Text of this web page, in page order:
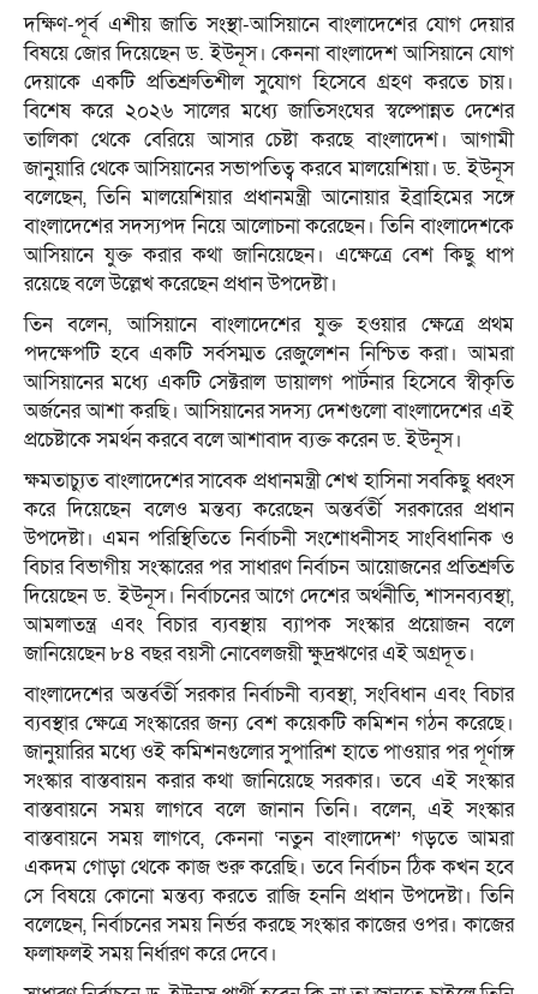
দক্ষিণ-পূর্ব এশীয় জাতি সংস্থা-আসিয়ানে বাংলাদেশের যোগ দেয়ার
বিষয়ে জোর দিয়েছেন ড. ইউনূস। কেননা বাংলাদেশ আসিয়ানে যোগ
দেয়াকে একটি প্রতিশ্রুতিশীল সুযোগ হিসেবে গ্রহণ করতে চায়।
বিশেষ করে ২০২৬ সালের মধ্যে জাতিসংঘের স্বল্পোন্নত দেশের
তালিকা থেকে বেরিয়ে আসার চেষ্টা করছে বাংলাদেশ। আগামী
জানুয়ারি থেকে আসিয়ানের সভাপতিত্ব করবে মালয়েশিয়া। ড. ইউনূস
বলেছেন, তিনি মালয়েশিয়ার প্রধানমন্ত্রী আনোয়ার ইব্রাহিমের সঙ্গে
বাংলাদেশের সদস্যপদ নিয়ে আলোচনা করেছেন। তিনি বাংলাদেশকে
আসিয়ানে যুক্ত করার কথা জানিয়েছেন। এক্ষেত্রে বেশ কিছু ধাপ
রয়েছে বলে উল্লেখ করেছেন প্রধান উপদেষ্টা।
তিন বলেন, আসিয়ানে বাংলাদেশের যুক্ত হওয়ার ক্ষেত্রে প্রথম
পদক্ষেপটি হবে একটি সর্বসম্মত রেজুলেশন নিশ্চিত করা। আমরা
আসিয়ানের মধ্যে একটি সেক্টরাল ডায়ালগ পার্টনার হিসেবে স্বীকৃতি
অর্জনের আশা করছি। আসিয়ানের সদস্য দেশগুলো বাংলাদেশের এই
প্রচেষ্টাকে সমর্থন করবে বলে আশাবাদ ব্যক্ত করেন ড. ইউনূস।
ক্ষমতাচ্যুত বাংলাদেশের সাবেক প্রধানমন্ত্রী শেখ হাসিনা সবকিছু ধ্বংস
করে দিয়েছেন বলেও মন্তব্য করেছেন অন্তর্বর্তী সরকারের প্রধান
উপদেষ্টা। এমন পরিস্থিতিতে নির্বাচনী সংশোধনীসহ সাংবিধানিক ও
বিচার বিভাগীয় সংস্কারের পর সাধারণ নির্বাচন আয়োজনের প্রতিশ্রুতি
দিয়েছেন ড. ইউনূস। নির্বাচনের আগে দেশের অর্থনীতি, শাসনব্যবস্থা,
আমলাতন্ত্র এবং বিচার ব্যবস্থায় ব্যাপক সংস্কার প্রয়োজন বলে
জানিয়েছেন ৮৪ বছর বয়সী নোবেলজয়ী ক্ষুদ্রঋণের এই অগ্রদূত।
বাংলাদেশের অন্তর্বর্তী সরকার নির্বাচনী ব্যবস্থা, সংবিধান এবং বিচার
ব্যবস্থার ক্ষেত্রে সংস্কারের জন্য বেশ কয়েকটি কমিশন গঠন করেছে।
জানুয়ারির মধ্যে ওই কমিশনগুলোর সুপারিশ হাতে পাওয়ার পর পূর্ণাঙ্গ
সংস্কার বাস্তবায়ন করার কথা জানিয়েছে সরকার। তবে এই সংস্কার
বাস্তবায়নে সময় লাগবে বলে জানান তিনি। বলেন, এই সংস্কার
বাস্তবায়নে সময় লাগবে, কেননা ‘নতুন বাংলাদেশ’ গড়তে আমরা
একদম গোড়া থেকে কাজ শুরু করেছি। তবে নির্বাচন ঠিক কখন হবে
সে বিষয়ে কোনো মন্তব্য করতে রাজি হননি প্রধান উপদেষ্টা। তিনি
বলেছেন, নির্বাচনের সময় নির্ভর করছে সংস্কার কাজের ওপর। কাজের
ফলাফলই সময় নির্ধারণ করে দেবে।